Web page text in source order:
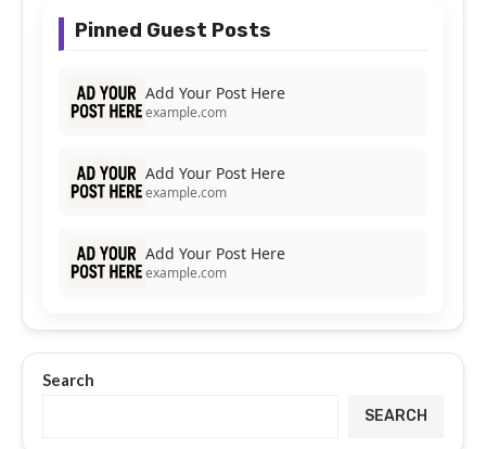
Pinned Guest Posts
Add Your Post Here
example.com
Add Your Post Here
example.com
Add Your Post Here
example.com
Search
SEARCH